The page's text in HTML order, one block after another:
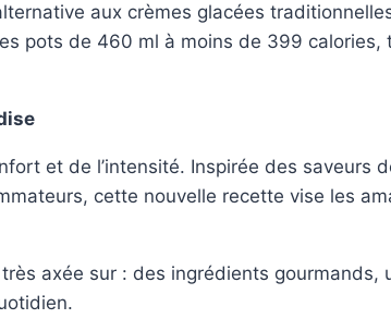
aux crèmes glacées
pots de 460 ml à moins de 399
et de l’intensité. Inspirée des saveurs
cette nouvelle recette vise les
axée sur : des ingrédients